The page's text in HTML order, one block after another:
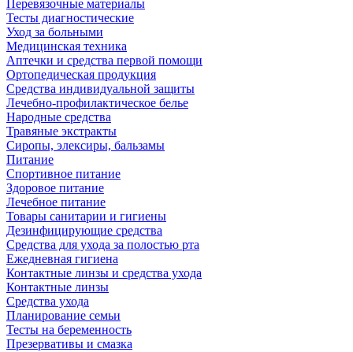
Перевязочные материалы
Тесты диагностические
Уход за больными
Медицинская техника
Аптечки и средства первой помощи
Ортопедическая продукция
Средства индивидуальной защиты
Лечебно-профилактическое белье
Народные средства
Травяные экстракты
Сиропы, элексиры, бальзамы
Питание
Спортивное питание
Здоровое питание
Лечебное питание
Товары санитарии и гигиены
Дезинфицирующие средства
Средства для ухода за полостью рта
Ежедневная гигиена
Контактные линзы и средства ухода
Контактные линзы
Средства ухода
Планирование семьи
Тесты на беременность
Презервативы и смазка